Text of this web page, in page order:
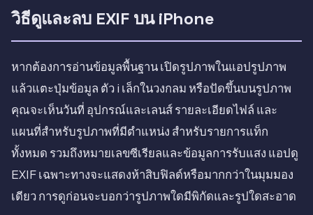
วิธีดูและลบ EXIF บน iPhone
หากต้องการอ่านข้อมูลพื้นฐาน เปิดรูปภาพในแอปรูปภาพ
แล้วแตะปุ่มข้อมูล ตัว i เล็กในวงกลม หรือปัดขึ้นบนรูปภาพ
คุณจะเห็นวันที่ อุปกรณ์และเลนส์ รายละเอียดไฟล์ และ
แผนที่สำหรับรูปภาพที่มีตำแหน่ง สำหรับรายการแท็ก
ทั้งหมด รวมถึงหมายเลขซีเรียลและข้อมูลการรับแสง แอปดู
EXIF เฉพาะทางจะแสดงห้าสิบฟิลด์หรือมากกว่าในมุมมอง
เดียว การดูก่อนจะบอกว่ารูปภาพใดมีพิกัดและรูปใดสะอาด